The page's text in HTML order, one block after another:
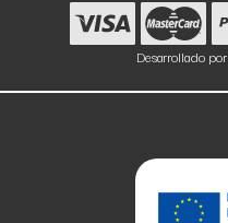
Desarrollado por